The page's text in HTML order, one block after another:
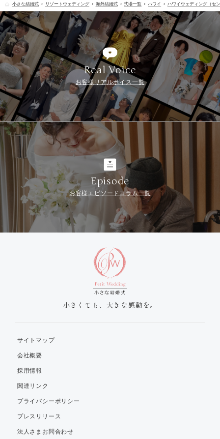
小さな結婚式 リゾートウェディング 海外結婚式 式場一覧 ハワイ ハワイウェディング（セ
Real Voice
お客様リアルボイス一覧
Episode
お客様エピソードコラム一覧
小さくても、大きな感動を。
サイトマップ
会社概要
採用情報
関連リンク
プライバシーポリシー
プレスリリース
法人さまお問合わせ